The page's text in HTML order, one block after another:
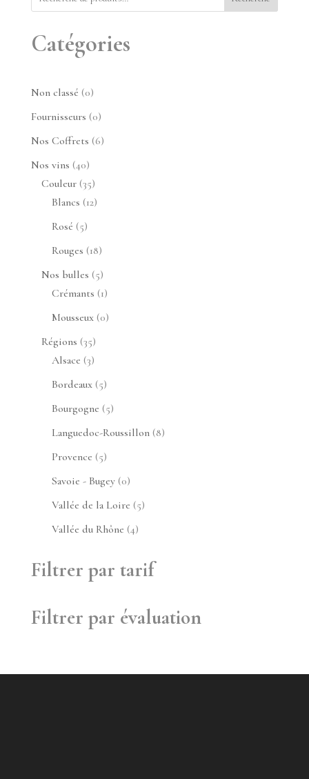
Catégories
Non classé 00
produit
Fournisseurs 00
produit
Nos Coffrets 66
Nos vins 4040
produits
Couleur 3535
produits
Blancs 1212
Rosé 55
produits
Rouges 1818
produits
Nos bulles 55
produits
Crémants 11
produit
Mousseux 00
Régions 3535
produits
Alsace 33
produits
Bordeaux 55
produits
Bourgogne 55
produits
Languedoc-Roussillon 88
Provence 55
produits
Savoie - Bugey 00
produit
Vallée de la Loire 55
Vallée du Rhône 44
Filtrer par tarif
Filtrer par évaluation